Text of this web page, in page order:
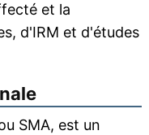
et la
d'IRM et d'études
SMA, est un